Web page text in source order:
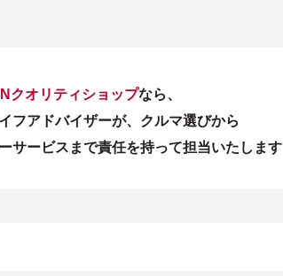
クオリティショップなら、
フアドバイザーが、クルマ選びから
サービスまで責任を持って担当いたします